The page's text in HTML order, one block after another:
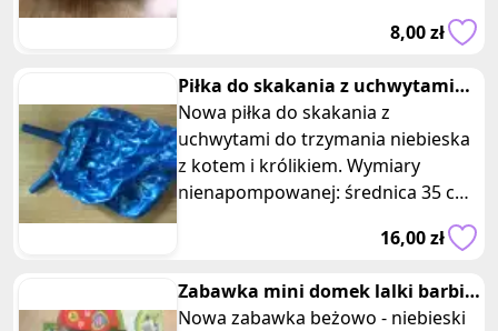
8,00 zł
Piłka do skakania z uchwytami
niebieska
Nowa piłka do skakania z
uchwytami do trzymania niebieska
z kotem i królikiem. Wymiary
nienapompowanej: średnica 35 cm,
16,00 zł
Zabawka mini domek lalki barbie
beżowo niebieski z mebelkami
Nowa zabawka beżowo - niebieski